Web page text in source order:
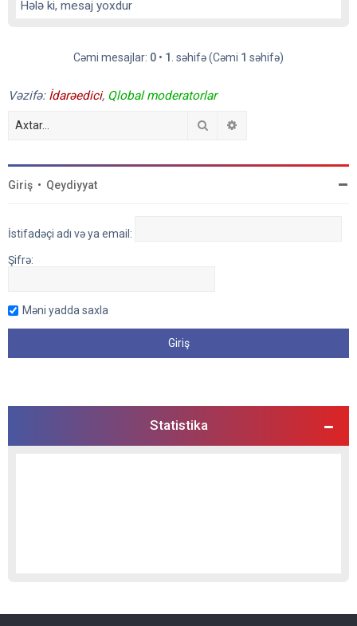
Hələ ki, mesaj yoxdur
Cəmi mesajlar: 0 • 1 . səhifə (Cəmi 1 səhifə)
Vəzifə: İdarəedici, Qlobal moderatorlar
Axtar
Giriş • Qeydiyyat
İstifadəçi adı və ya email:
Şifrə:
Məni yadda saxla
Statistika